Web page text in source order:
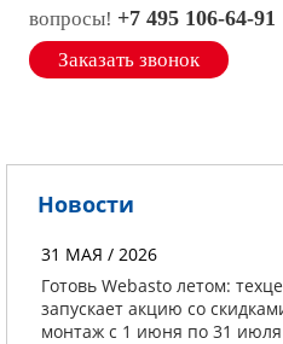
вопросы! +7 495 106-64-91
Заказать звонок
Новости
31 МАЯ / 2026
Готовь Webasto летом:
запускает акцию со
монтаж с 1 июня по 31 июля